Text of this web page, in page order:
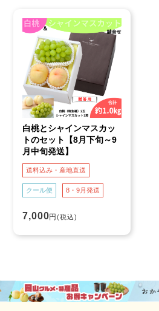
白桃とシャインマスカッ
トのセット【8月下旬～9
月中旬発送】
送料込み・産地直送
クール便 8・9月発送
7,000円(税込)